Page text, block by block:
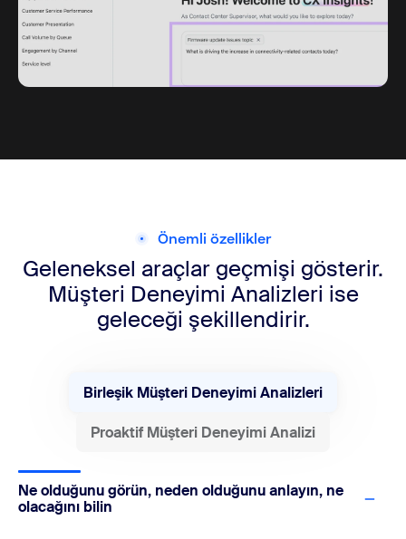
Önemli özellikler
Geleneksel araçlar geçmişi gösterir.
Müşteri Deneyimi Analizleri ise
geleceği şekillendirir.
Birleşik Müşteri Deneyimi Analizleri
Proaktif Müşteri Deneyimi Analizi
Ne olduğunu görün, neden olduğunu anlayın, ne
olacağını bilin